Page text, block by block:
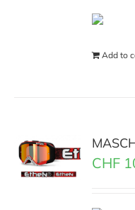
Add to
CHF